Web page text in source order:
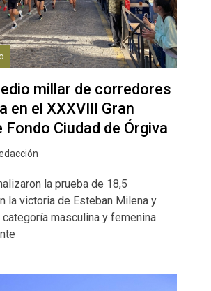
millar de corredores
en el XXXVIII Gran
Fondo Ciudad de Órgiva
la prueba de 18,5
la victoria de Esteban Milena y
masculina y femenina